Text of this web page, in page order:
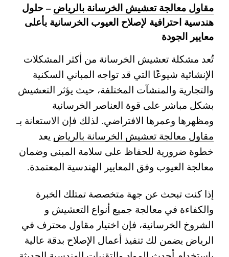
مقاول معالجة تعشيش الخرسانة بالرياض– حلول
هندسية احترافية لإصلاح العيوب الخرسانية بأعلى
معايير الجودة
تُعد مشكلة تعشيش الخرسانة من أكثر المشكلات
الإنشائية شيوعًا التي قد تواجه المباني السكنية
والتجارية والمنشآت المختلفة، حيث يؤثر التعشيش
بشكل مباشر على قوة العناصر الخرسانية
ومظهرها وعمرها الافتراضي. لذلك فإن الاستعانة بـ
مقاول معالجة تعشيش الخرسانة بالرياض يعد
خطوة ضرورية للحفاظ على سلامة المبنى وضمان
معالجة العيوب وفق المعايير الهندسية المعتمدة.
إذا كنت تبحث عن جهة متخصصة تمتلك الخبرة
والكفاءة في معالجة جميع أنواع التعشيش و
الشروخ الخرسانية، فإن اختيار مقاول محترف في
الرياض يضمن لك تنفيذ أعمال الإصلاح بدقة عالية